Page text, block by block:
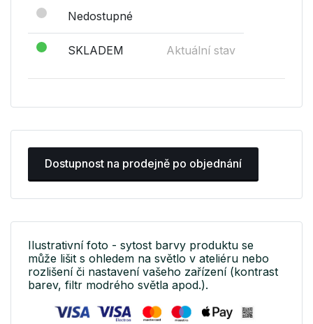
Nedostupné
SKLADEM Aktuální stav
Dostupnost na prodejně po objednání
Ilustrativní foto - sytost barvy produktu se
může lišit s ohledem na světlo v ateliéru nebo
rozlišení či nastavení vašeho zařízení (kontrast
barev, filtr modrého světla apod.).